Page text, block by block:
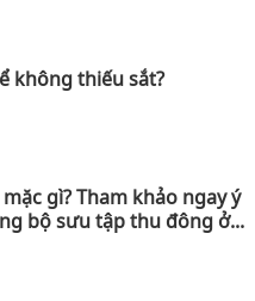
không thiếu sắt?
gì? Tham khảo ngay ý
bộ sưu tập thu đông ở...